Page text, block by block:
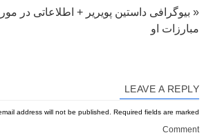
« بیوگرافی داستین پویریر + اطلاعاتی در
مبارزات او
LEAVE A REPLY
address will not be published. Required fields are marked
Comment